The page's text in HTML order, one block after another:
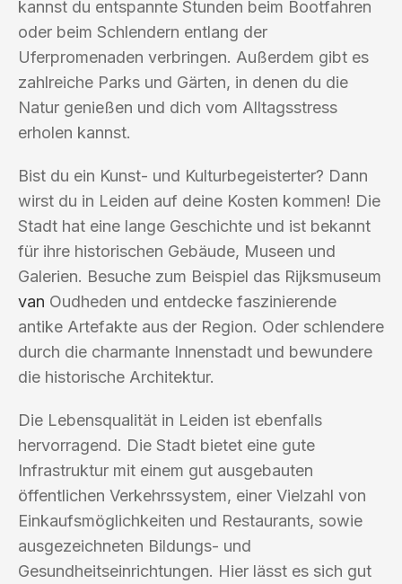
kannst du entspannte Stunden beim Bootfahren
oder beim Schlendern entlang der
Uferpromenaden verbringen. Außerdem gibt es
zahlreiche Parks und Gärten, in denen du die
Natur genießen und dich vom Alltagsstress
erholen kannst.
Bist du ein Kunst- und Kulturbegeisterter? Dann
wirst du in Leiden auf deine Kosten kommen! Die
Stadt hat eine lange Geschichte und ist bekannt
für ihre historischen Gebäude, Museen und
Galerien. Besuche zum Beispiel das Rijksmuseum
van Oudheden und entdecke faszinierende
antike Artefakte aus der Region. Oder schlendere
durch die charmante Innenstadt und bewundere
die historische Architektur.
Die Lebensqualität in Leiden ist ebenfalls
hervorragend. Die Stadt bietet eine gute
Infrastruktur mit einem gut ausgebauten
öffentlichen Verkehrssystem, einer Vielzahl von
Einkaufsmöglichkeiten und Restaurants, sowie
ausgezeichneten Bildungs- und
Gesundheitseinrichtungen. Hier lässt es sich gut